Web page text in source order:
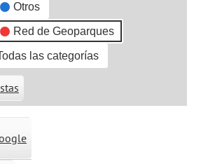
Otros
Red de Geoparques
las categorías